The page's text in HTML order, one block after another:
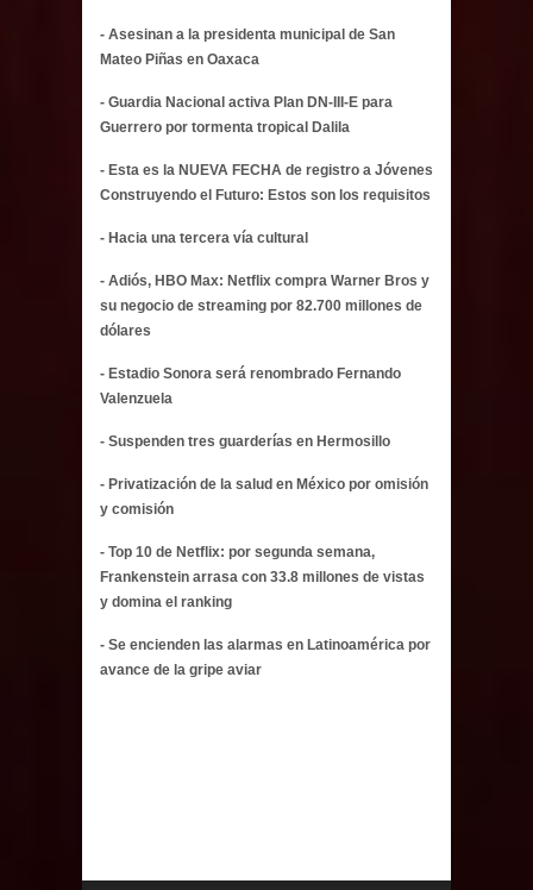
- Asesinan a la presidenta municipal de San
Mateo Piñas en Oaxaca
- Guardia Nacional activa Plan DN-III-E para
Guerrero por tormenta tropical Dalila
- Esta es la NUEVA FECHA de registro a Jóvenes
Construyendo el Futuro: Estos son los requisitos
- Hacia una tercera vía cultural
- Adiós, HBO Max: Netflix compra Warner Bros y
su negocio de streaming por 82.700 millones de
dólares
- Estadio Sonora será renombrado Fernando
Valenzuela
- Suspenden tres guarderías en Hermosillo
- Privatización de la salud en México por omisión
y comisión
- Top 10 de Netflix: por segunda semana,
Frankenstein arrasa con 33.8 millones de vistas
y domina el ranking
- Se encienden las alarmas en Latinoamérica por
avance de la gripe aviar